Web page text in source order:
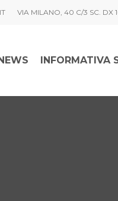
VIA MILANO, 40 C/3 SC. DX
INFORMATIVA